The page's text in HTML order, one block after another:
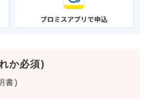
か必須)
書)